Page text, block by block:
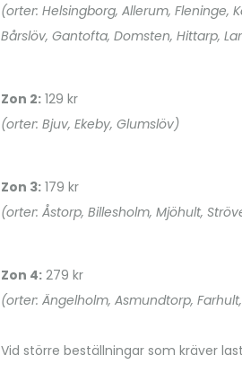
(orter: Helsingborg, Allerum, Fleninge,
Bårslöv, Gantofta, Domsten, Hittarp,
Zon 2: 129 kr
(orter: Bjuv, Ekeby, Glumslöv)
Zon 3: 179 kr
(orter: Åstorp, Billesholm, Mjöhult,
Zon 4: 279 kr
(orter: Ängelholm, Asmundtorp,
Vid större beställningar som kräver